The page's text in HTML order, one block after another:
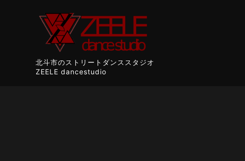
北斗市のストリートダンススタジオ
ZEELE dancestudio